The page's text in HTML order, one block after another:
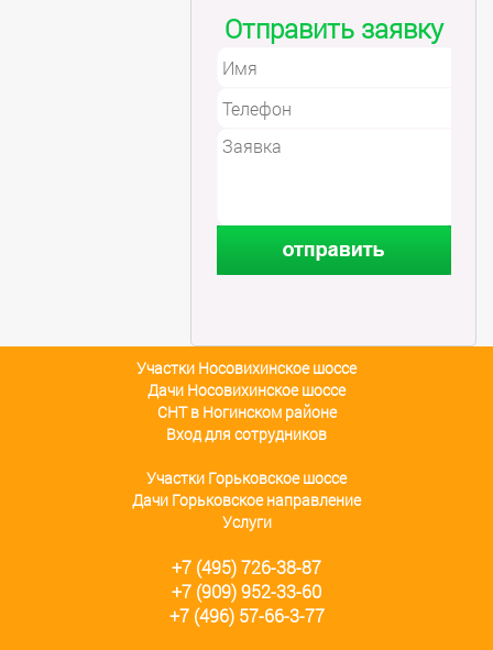
Отправить заявку
Участки Носовихинское шоссе
Дачи Носовихинское шоссе
СНТ в Ногинском районе
Вход для сотрудников
Участки Горьковское шоссе
Дачи Горьковское направление
Услуги
+7 (495) 726-38-87
+7 (909) 952-33-60
+7 (496) 57-66-3-77